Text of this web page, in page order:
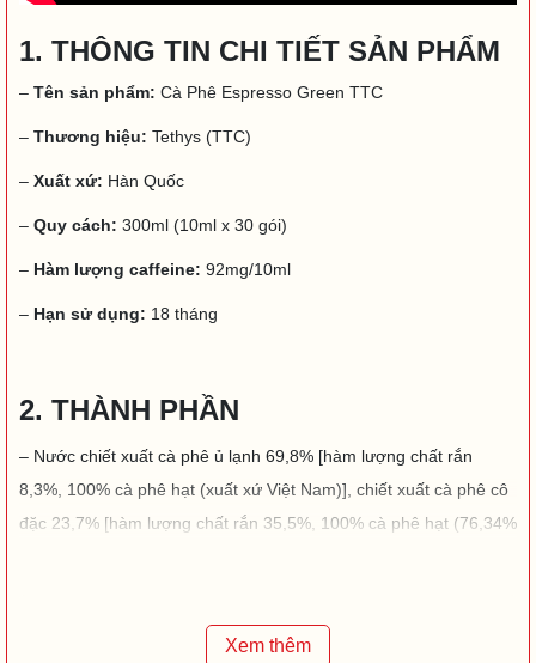
1. THÔNG TIN CHI TIẾT SẢN PHẨM
– Tên sản phẩm: Cà Phê Espresso Green TTC
– Thương hiệu: Tethys (TTC)
– Xuất xứ: Hàn Quốc
– Quy cách: 300ml (10ml x 30 gói)
– Hàm lượng caffeine: 92mg/10ml
– Hạn sử dụng: 18 tháng
2. THÀNH PHẦN
– Nước chiết xuất cà phê ủ lạnh 69,8% [hàm lượng chất rắn
8,3%, 100% cà phê hạt (xuất xứ Việt Nam)], chiết xuất cà phê cô
đặc 23,7% [hàm lượng chất rắn 35,5%, 100% cà phê hạt (76,34%
(hương cà phê), chất điều chỉnh độ acid (Natri hydro carbonat),
Hồng Sâm cô đặc ( hàm lượng chất rắn hơn 60%, thành phần
Xem thêm